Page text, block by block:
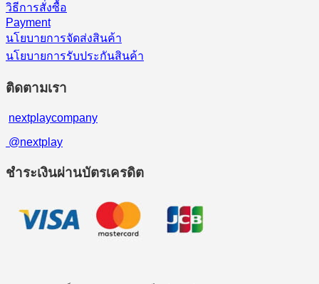
วิธีการสั่งซื้อ
Payment
นโยบายการจัดส่งสินค้า
นโยบายการรับประกันสินค้า
ติดตามเรา
nextplaycompany
@nextplay
ชำระเงินผ่านบัตรเครดิต